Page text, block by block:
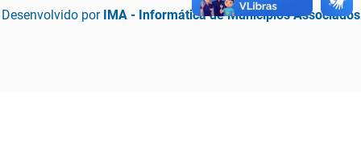
Desenvolvido por IMA - Informática de Municípios Associados